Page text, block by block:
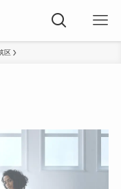
区